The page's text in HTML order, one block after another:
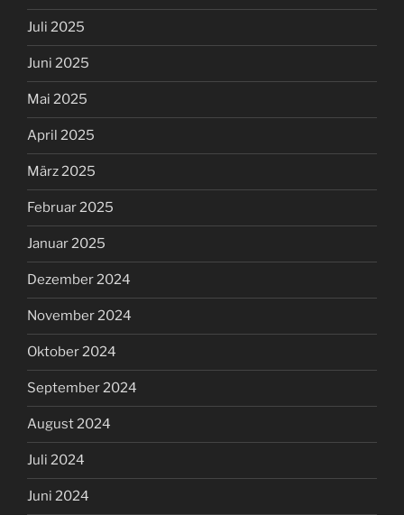
Juli 2025
Juni 2025
Mai 2025
April 2025
März 2025
Februar 2025
Januar 2025
Dezember 2024
November 2024
Oktober 2024
September 2024
August 2024
Juli 2024
Juni 2024